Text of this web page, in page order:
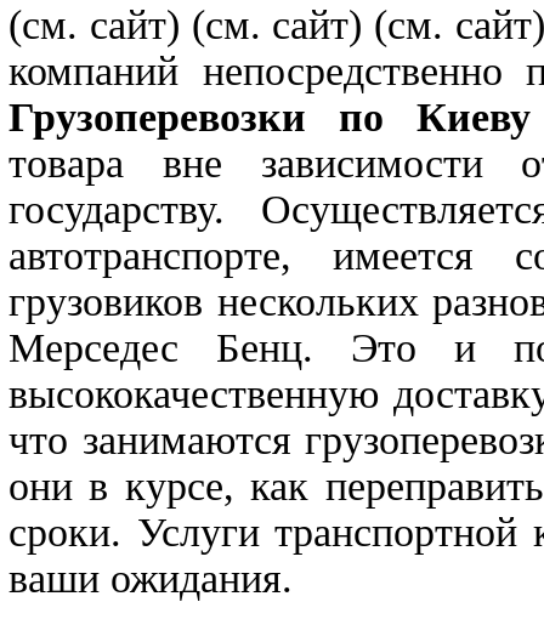
(см. сайт) (см. сайт) (см.
компаний
Грузоперевозки по Киеву
товара вне зависимости
государству.
автотранспорте, имеется
грузовиков нескольких
Мерседес Бенц. Это и
высококачественную
что занимаются
они в курсе, как
сроки. Услуги
ваши ожидания.